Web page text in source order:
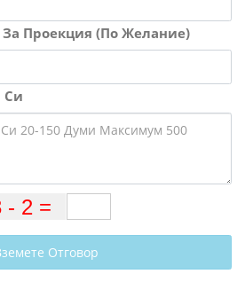
Проекция (По Желание)
Си
Отговор